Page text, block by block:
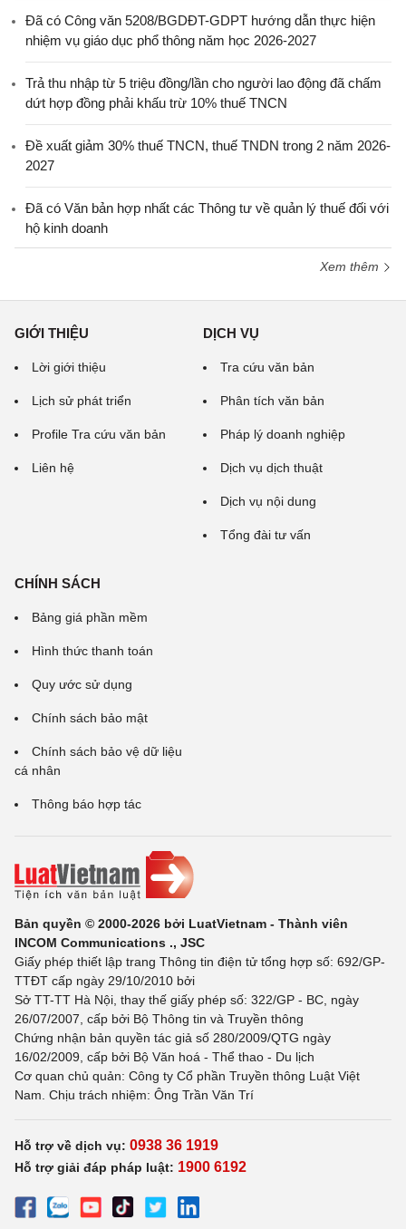
Đã có Công văn 5208/BGDĐT-GDPT hướng dẫn thực hiện
nhiệm vụ giáo dục phổ thông năm học 2026-2027
Trả thu nhập từ 5 triệu đồng/lần cho người lao động đã chấm
dứt hợp đồng phải khấu trừ 10% thuế TNCN
Đề xuất giảm 30% thuế TNCN, thuế TNDN trong 2 năm 2026-
2027
Đã có Văn bản hợp nhất các Thông tư về quản lý thuế đối với
hộ kinh doanh
Xem thêm
GIỚI THIỆU
Lời giới thiệu
Lịch sử phát triển
Profile Tra cứu văn bản
Liên hệ
DỊCH VỤ
Tra cứu văn bản
Phân tích văn bản
Pháp lý doanh nghiệp
Dịch vụ dịch thuật
Dịch vụ nội dung
Tổng đài tư vấn
CHÍNH SÁCH
Bảng giá phần mềm
Hình thức thanh toán
Quy ước sử dụng
Chính sách bảo mật
Chính sách bảo vệ dữ liệu
cá nhân
Thông báo hợp tác
Bản quyền © 2000-2026 bởi LuatVietnam - Thành viên
INCOM Communications ., JSC
Giấy phép thiết lập trang Thông tin điện tử tổng hợp số: 692/GP-
TTĐT cấp ngày 29/10/2010 bởi
Sở TT-TT Hà Nội, thay thế giấy phép số: 322/GP - BC, ngày
26/07/2007, cấp bởi Bộ Thông tin và Truyền thông
Chứng nhận bản quyền tác giả số 280/2009/QTG ngày
16/02/2009, cấp bởi Bộ Văn hoá - Thể thao - Du lịch
Cơ quan chủ quản: Công ty Cổ phần Truyền thông Luật Việt
Nam. Chịu trách nhiệm: Ông Trần Văn Trí
Hỗ trợ về dịch vụ: 0938 36 1919
Hỗ trợ giải đáp pháp luật: 1900 6192